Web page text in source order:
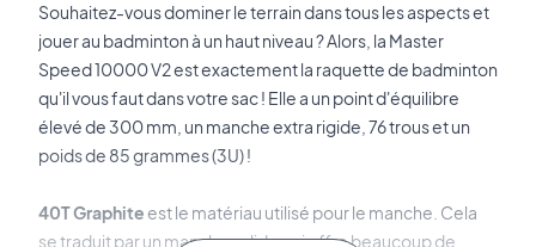
Souhaitez-vous dominer le terrain dans tous les aspects et
jouer au badminton à un haut niveau ? Alors, la Master
Speed 10000 V2 est exactement la raquette de badminton
qu'il vous faut dans votre sac ! Elle a un point d'équilibre
élevé de 300 mm, un manche extra rigide, 76 trous et un
poids de 85 grammes (3U) !
40T Graphite est le matériau utilisé pour le manche. Cela
se traduit par un manche solide qui offre beaucoup de